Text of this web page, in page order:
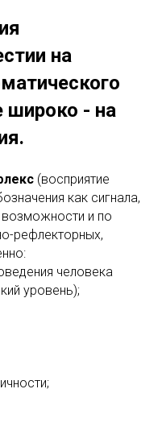
на
широко - на
(восприятие
как сигнала,
и по
рефлекторных,
человека
уровень);